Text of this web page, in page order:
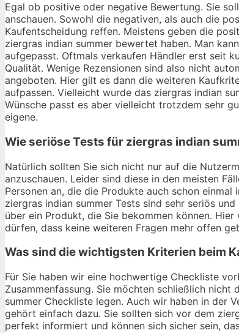
Egal ob positive oder negative Bewertung. Sie
anschauen. Sowohl die negativen, als auch die
Kaufentscheidung reffen. Meistens geben die
ziergras indian summer bewertet haben. Man
aufgepasst. Oftmals verkaufen Händler erst seit
Qualität. Wenige Rezensionen sind also nicht
angeboten. Hier gilt es dann die weiteren
aufpassen. Vielleicht wurde das ziergras indian
Wünsche passt es aber vielleicht trotzdem sehr
eigene.
Wie seriöse Tests für ziergras indian
Natürlich sollten Sie sich nicht nur auf die
anzuschauen. Leider sind diese in den meisten
Personen an, die die Produkte auch schon
ziergras indian summer Tests sind sehr seriös
über ein Produkt, die Sie bekommen können.
dürfen, dass keine weiteren Fragen mehr offen
Was sind die wichtigsten Kriterien beim
Für Sie haben wir eine hochwertige Checkliste
Zusammenfassung. Sie möchten schließlich
summer Checkliste legen. Auch wir haben in der
gehört einfach dazu. Sie sollten sich vor dem
perfekt informiert und können sich sicher sein,